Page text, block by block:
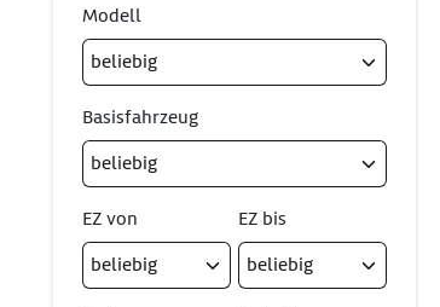
Modell
Basisfahrzeug
EZ von EZ bis